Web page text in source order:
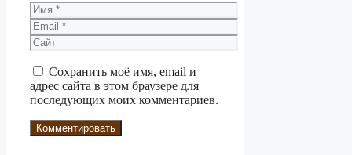
Имя
Email
Сайт
Сохранить моё имя, email и
адрес сайта в этом браузере для
последующих моих комментариев.